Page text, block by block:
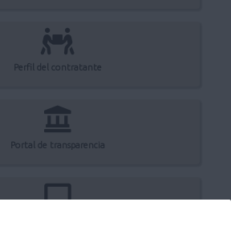
Perfil del contratante
Portal de transparencia